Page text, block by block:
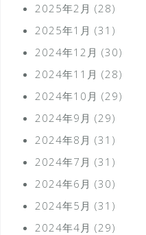
2025年2月 (28)
2025年1月 (31)
2024年12月 (30)
2024年11月 (28)
2024年10月 (29)
2024年9月 (29)
2024年8月 (31)
2024年7月 (31)
2024年6月 (30)
2024年5月 (31)
2024年4月 (29)